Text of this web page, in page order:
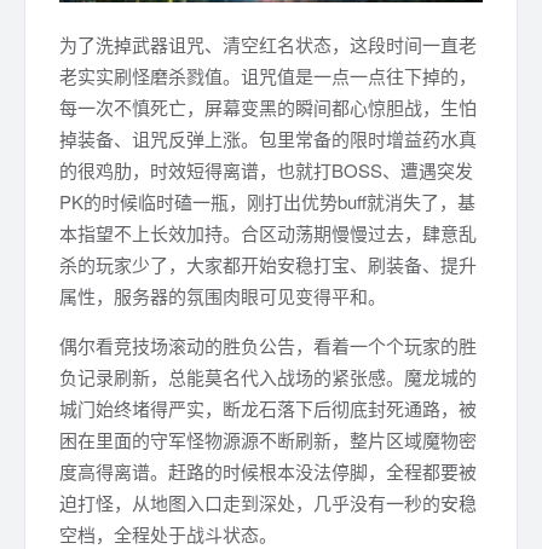
为了洗掉武器诅咒、清空红名状态，这段时间一直老
老实实刷怪磨杀戮值。诅咒值是一点一点往下掉的，
每一次不慎死亡，屏幕变黑的瞬间都心惊胆战，生怕
掉装备、诅咒反弹上涨。包里常备的限时增益药水真
的很鸡肋，时效短得离谱，也就打BOSS、遭遇突发
PK的时候临时磕一瓶，刚打出优势buff就消失了，基
本指望不上长效加持。合区动荡期慢慢过去，肆意乱
杀的玩家少了，大家都开始安稳打宝、刷装备、提升
属性，服务器的氛围肉眼可见变得平和。
偶尔看竞技场滚动的胜负公告，看着一个个玩家的胜
负记录刷新，总能莫名代入战场的紧张感。魔龙城的
城门始终堵得严实，断龙石落下后彻底封死通路，被
困在里面的守军怪物源源不断刷新，整片区域魔物密
度高得离谱。赶路的时候根本没法停脚，全程都要被
迫打怪，从地图入口走到深处，几乎没有一秒的安稳
空档，全程处于战斗状态。